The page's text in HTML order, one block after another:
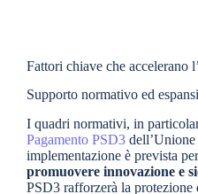
Fattori chiave che accelerano
Supporto normativo ed
I quadri normativi, in
Pagamento PSD3
implementazione è prevista
promuovere innovazione e
PSD3 rafforzerà la